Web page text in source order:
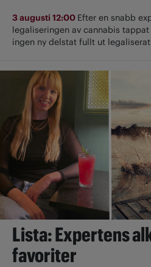
3 augusti 12:00 Efter en snabb
legaliseringen av cannabis
ingen ny delstat fullt ut
Lista: Expertens
favoriter